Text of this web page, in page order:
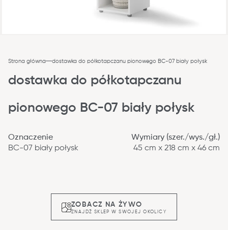
Strona główna dostawka do półkotapczanu pionowego BC-07 biały połysk
dostawka do półkotapczanu
pionowego BC-07 biały połysk
Oznaczenie
BC-07 biały połysk
Wymiary (szer./wys./gł.)
45 cm x 218 cm x 46 cm
ZOBACZ NA ŻYWO
ZNAJDŹ SKLEP W SWOJEJ OKOLICY